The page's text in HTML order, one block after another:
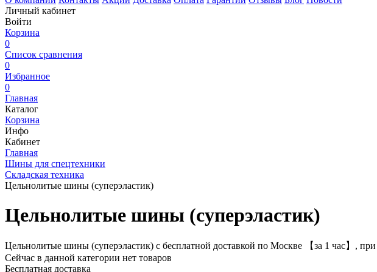
Личный кабинет
Войти
Корзина
0
Список сравнения
0
Избранное
0
Главная
Каталог
Корзина
Инфо
Кабинет
Главная
Шины для спецтехники
Складская техника
Цельнолитые шины (cуперэластик)
Цельнолитые шины (cуперэластик)
Цельнолитые шины (cуперэластик) с бесплатной доставкой по Москве 【за 1 час】,
Сейчас в данной категории нет товаров
Бесплатная доставка